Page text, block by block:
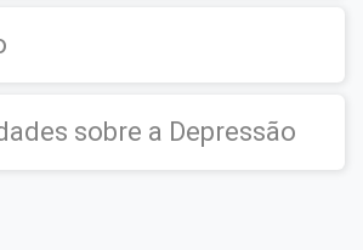
sobre a Depressão